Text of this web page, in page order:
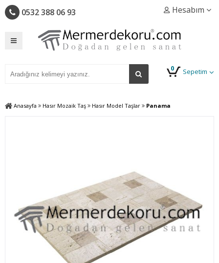
0532 388 06 93 Hesabım
Sepetim
0
Anasayfa Hasır Mozaik Taş Hasır Model Taşlar Panama